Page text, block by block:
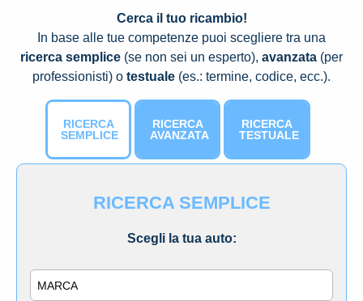
Cerca il tuo ricambio!
In base alle tue competenze puoi scegliere tra una
ricerca semplice (se non sei un esperto), avanzata (per
professionisti) o testuale (es.: termine, codice, ecc.).
RICERCA
SEMPLICE
RICERCA
AVANZATA
RICERCA
TESTUALE
RICERCA SEMPLICE
Scegli la tua auto: